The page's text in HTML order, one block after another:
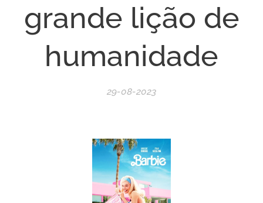
grande lição de
humanidade
29-08-2023